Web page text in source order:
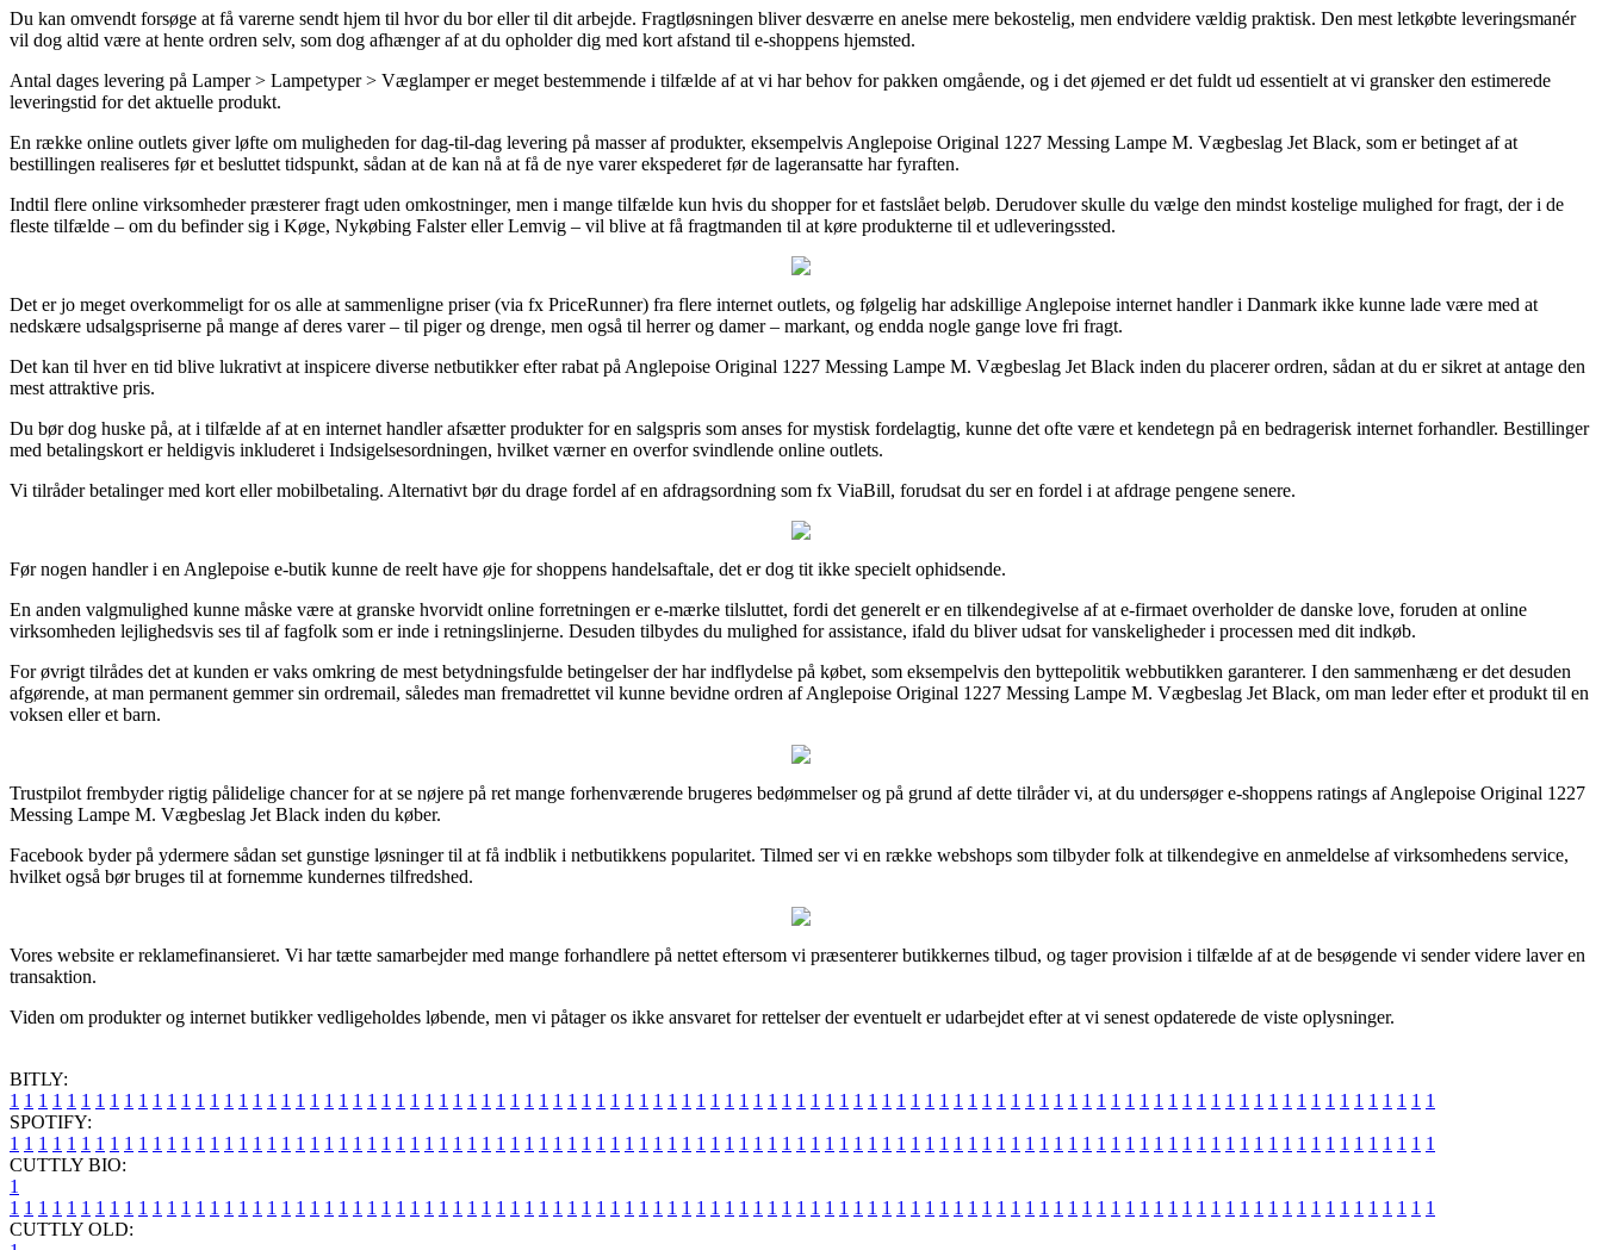
Du kan omvendt forsøge at få varerne sendt hjem til hvor du bor eller til dit arbejde. Fragtløsningen bliver desværre en anelse mere bekostelig, men endvidere vældig praktisk. Den mest letkøbte leveringsmanér
vil dog altid være at hente ordren selv, som dog afhænger af at du opholder dig med kort afstand til e-shoppens hjemsted.
Antal dages levering på Lamper > Lampetyper > Væglamper er meget bestemmende i tilfælde af at vi har behov for pakken omgående, og i det øjemed er det fuldt ud essentielt at vi gransker den estimerede
leveringstid for det aktuelle produkt.
En række online outlets giver løfte om muligheden for dag-til-dag levering på masser af produkter, eksempelvis Anglepoise Original 1227 Messing Lampe M. Vægbeslag Jet Black, som er betinget af at
bestillingen realiseres før et besluttet tidspunkt, sådan at de kan nå at få de nye varer ekspederet før de lageransatte har fyraften.
Indtil flere online virksomheder præsterer fragt uden omkostninger, men i mange tilfælde kun hvis du shopper for et fastslået beløb. Derudover skulle du vælge den mindst kostelige mulighed for fragt, der i de
fleste tilfælde – om du befinder sig i Køge, Nykøbing Falster eller Lemvig – vil blive at få fragtmanden til at køre produkterne til et udleveringssted.
Det er jo meget overkommeligt for os alle at sammenligne priser (via fx PriceRunner) fra flere internet outlets, og følgelig har adskillige Anglepoise internet handler i Danmark ikke kunne lade være med at
nedskære udsalgspriserne på mange af deres varer – til piger og drenge, men også til herrer og damer – markant, og endda nogle gange love fri fragt.
Det kan til hver en tid blive lukrativt at inspicere diverse netbutikker efter rabat på Anglepoise Original 1227 Messing Lampe M. Vægbeslag Jet Black inden du placerer ordren, sådan at du er sikret at antage den
mest attraktive pris.
Du bør dog huske på, at i tilfælde af at en internet handler afsætter produkter for en salgspris som anses for mystisk fordelagtig, kunne det ofte være et kendetegn på en bedragerisk internet forhandler. Bestillinger
med betalingskort er heldigvis inkluderet i Indsigelsesordningen, hvilket værner en overfor svindlende online outlets.
Vi tilråder betalinger med kort eller mobilbetaling. Alternativt bør du drage fordel af en afdragsordning som fx ViaBill, forudsat du ser en fordel i at afdrage pengene senere.
Før nogen handler i en Anglepoise e-butik kunne de reelt have øje for shoppens handelsaftale, det er dog tit ikke specielt ophidsende.
En anden valgmulighed kunne måske være at granske hvorvidt online forretningen er e-mærke tilsluttet, fordi det generelt er en tilkendegivelse af at e-firmaet overholder de danske love, foruden at online
virksomheden lejlighedsvis ses til af fagfolk som er inde i retningslinjerne. Desuden tilbydes du mulighed for assistance, ifald du bliver udsat for vanskeligheder i processen med dit indkøb.
For øvrigt tilrådes det at kunden er vaks omkring de mest betydningsfulde betingelser der har indflydelse på købet, som eksempelvis den byttepolitik webbutikken garanterer. I den sammenhæng er det desuden
afgørende, at man permanent gemmer sin ordremail, således man fremadrettet vil kunne bevidne ordren af Anglepoise Original 1227 Messing Lampe M. Vægbeslag Jet Black, om man leder efter et produkt til en
voksen eller et barn.
Trustpilot frembyder rigtig pålidelige chancer for at se nøjere på ret mange forhenværende brugeres bedømmelser og på grund af dette tilråder vi, at du undersøger e-shoppens ratings af Anglepoise Original 1227
Messing Lampe M. Vægbeslag Jet Black inden du køber.
Facebook byder på ydermere sådan set gunstige løsninger til at få indblik i netbutikkens popularitet. Tilmed ser vi en række webshops som tilbyder folk at tilkendegive en anmeldelse af virksomhedens service,
hvilket også bør bruges til at fornemme kundernes tilfredshed.
Vores website er reklamefinansieret. Vi har tætte samarbejder med mange forhandlere på nettet eftersom vi præsenterer butikkernes tilbud, og tager provision i tilfælde af at de besøgende vi sender videre laver en
transaktion.
Viden om produkter og internet butikker vedligeholdes løbende, men vi påtager os ikke ansvaret for rettelser der eventuelt er udarbejdet efter at vi senest opdaterede de viste oplysninger.
BITLY:
1 1 1 1 1 1 1 1 1 1 1 1 1 1 1 1 1 1 1 1 1 1 1 1 1 1 1 1 1 1 1 1 1 1 1 1 1 1 1 1 1 1 1 1 1 1 1 1 1 1 1 1 1 1 1 1 1 1 1 1 1 1 1 1 1 1 1 1 1 1 1 1 1 1 1 1 1 1 1 1 1 1 1 1 1 1 1 1 1 1 1 1 1 1 1 1 1 1 1 1
SPOTIFY:
1 1 1 1 1 1 1 1 1 1 1 1 1 1 1 1 1 1 1 1 1 1 1 1 1 1 1 1 1 1 1 1 1 1 1 1 1 1 1 1 1 1 1 1 1 1 1 1 1 1 1 1 1 1 1 1 1 1 1 1 1 1 1 1 1 1 1 1 1 1 1 1 1 1 1 1 1 1 1 1 1 1 1 1 1 1 1 1 1 1 1 1 1 1 1 1 1 1 1 1
CUTTLY BIO:
1
1 1 1 1 1 1 1 1 1 1 1 1 1 1 1 1 1 1 1 1 1 1 1 1 1 1 1 1 1 1 1 1 1 1 1 1 1 1 1 1 1 1 1 1 1 1 1 1 1 1 1 1 1 1 1 1 1 1 1 1 1 1 1 1 1 1 1 1 1 1 1 1 1 1 1 1 1 1 1 1 1 1 1 1 1 1 1 1 1 1 1 1 1 1 1 1 1 1 1 1
CUTTLY OLD: